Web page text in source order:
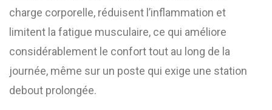
charge corporelle, réduisent l’inflammation et
limitent la fatigue musculaire, ce qui améliore
considérablement le confort tout au long de la
journée, même sur un poste qui exige une station
debout prolongée.